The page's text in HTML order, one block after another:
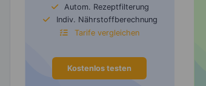
Autom. Rezeptfilterung
Indiv. Nährstoffberechnung
Tarife vergleichen
Kostenlos testen